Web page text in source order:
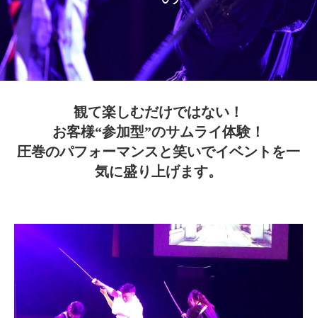
観て楽しむだけではない！
お客様“参加型”のサムライ体験！
圧巻のパフォーマンスと笑いでイベントを一
気に盛り上げます。